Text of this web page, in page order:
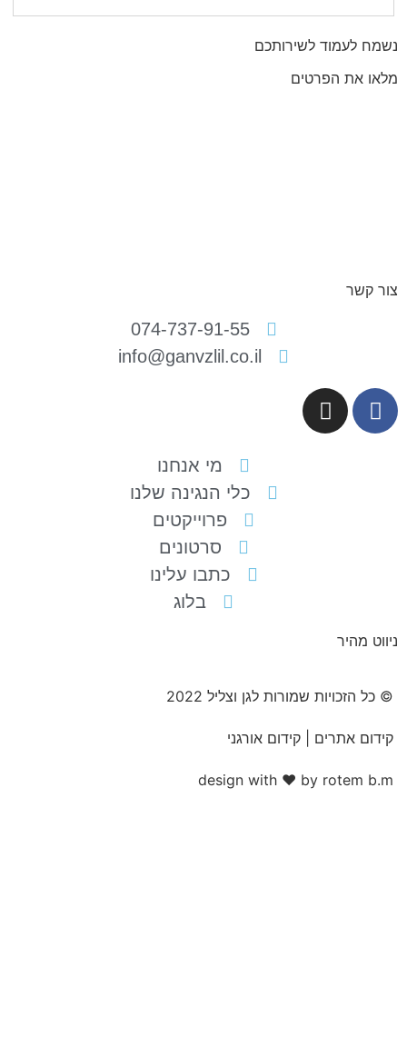
לעמוד לשירותכם
את הפרטים
קשר
074-737-91-55
info@ganvzlil.co.il
מי אנחנו
כלי הנגינה שלנו
פרוייקטים
סרטונים
כתבו עלינו
בלוג
מהיר
© כל הזכויות שמורות לגן וצליל 2022
קידום אתרים | קידום אורגני
design with ♥ by rotem b.m